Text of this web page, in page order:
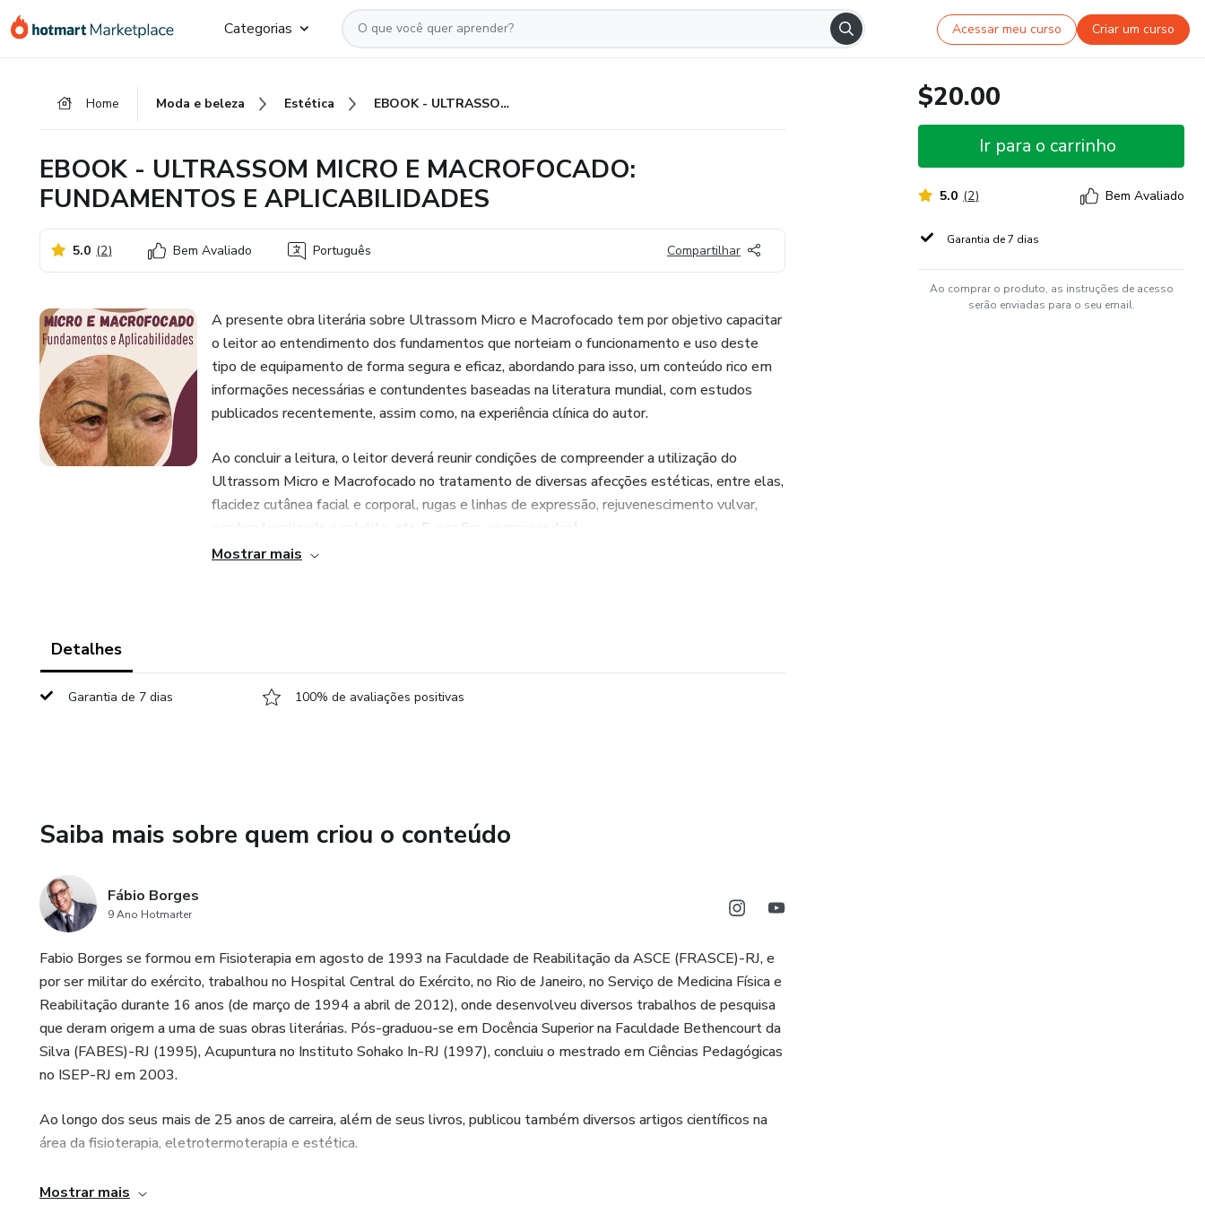
para
para
para
Categorias Acessar meu curso Criar um curso
Home Moda e beleza Estética EBOOK - ULTRASSOM MICRO E MACROFOCADO: FUNDAMENTOS E APLICABILIDADES
EBOOK - ULTRASSOM MICRO E MACROFOCADO:
FUNDAMENTOS E APLICABILIDADES
5.0 (2) Bem Avaliado Português Compartilhar
A presente obra literária sobre Ultrassom Micro e Macrofocado tem por objetivo capacitar
o leitor ao entendimento dos fundamentos que norteiam o funcionamento e uso deste
tipo de equipamento de forma segura e eficaz, abordando para isso, um conteúdo rico em
informações necessárias e contundentes baseadas na literatura mundial, com estudos
publicados recentemente, assim como, na experiência clínica do autor.
Ao concluir a leitura, o leitor deverá reunir condições de compreender a utilização do
Ultrassom Micro e Macrofocado no tratamento de diversas afecções estéticas, entre elas,
flacidez cutânea facial e corporal, rugas e linhas de expressão, rejuvenescimento vulvar,
gordura localizada e celulite, etc. E, por fim, compreenderá
Mostrar mais
Detalhes
Garantia de 7 dias 100% de avaliações positivas
Saiba mais sobre quem criou o conteúdo
Fábio Borges
9 Ano Hotmarter
Fabio Borges se formou em Fisioterapia em agosto de 1993 na Faculdade de Reabilitação da ASCE (FRASCE)-RJ, e
por ser militar do exército, trabalhou no Hospital Central do Exército, no Rio de Janeiro, no Serviço de Medicina Física e
Reabilitação durante 16 anos (de março de 1994 a abril de 2012), onde desenvolveu diversos trabalhos de pesquisa
que deram origem a uma de suas obras literárias. Pós-graduou-se em Docência Superior na Faculdade Bethencourt da
Silva (FABES)-RJ (1995), Acupuntura no Instituto Sohako In-RJ (1997), concluiu o mestrado em Ciências Pedagógicas
no ISEP-RJ em 2003.
Ao longo dos seus mais de 25 anos de carreira, além de seus livros, publicou também diversos artigos científicos na
área da fisioterapia, eletrotermoterapia e estética.
Mostrar mais
$20.00
Ir para o carrinho
5.0 (2) Bem Avaliado
Garantia de 7 dias
Ao comprar o produto, as instruções de acesso
serão enviadas para o seu email.